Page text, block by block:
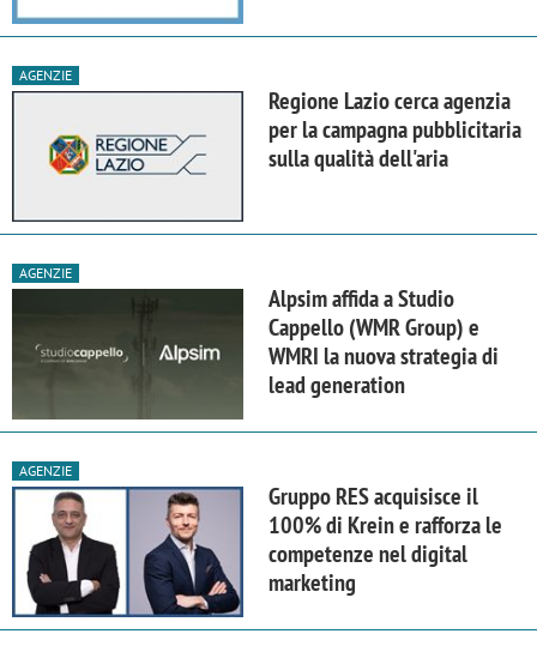
AGENZIE
Regione Lazio cerca agenzia
per la campagna pubblicitaria
sulla qualità dell'aria
AGENZIE
Alpsim affida a Studio
Cappello (WMR Group) e
WMRI la nuova strategia di
lead generation
AGENZIE
Gruppo RES acquisisce il
100% di Krein e rafforza le
competenze nel digital
marketing